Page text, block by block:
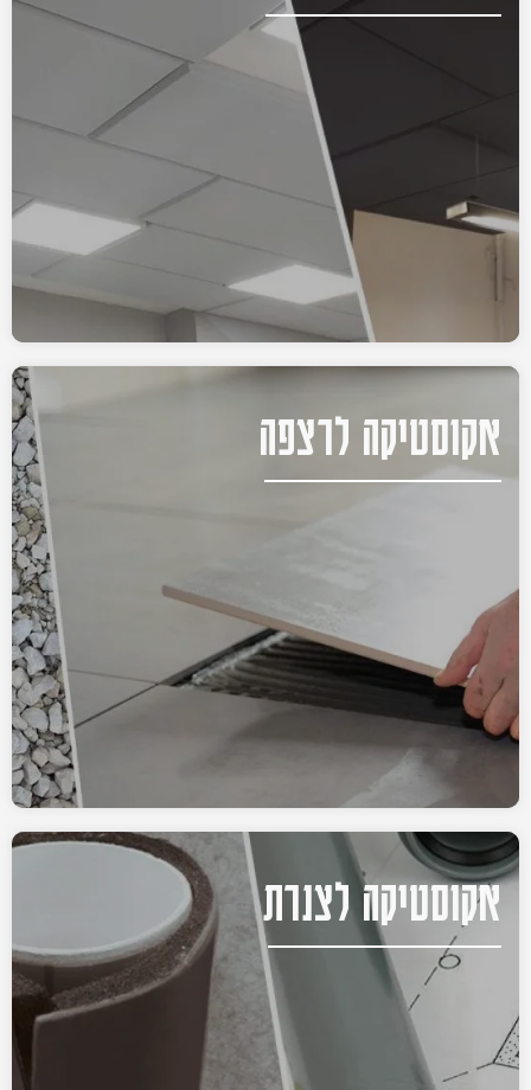
אקוסטיקה לרצפה
אקוסטיקה לצנרת